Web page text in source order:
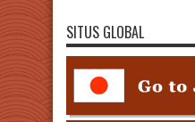
SITUS GLOBAL